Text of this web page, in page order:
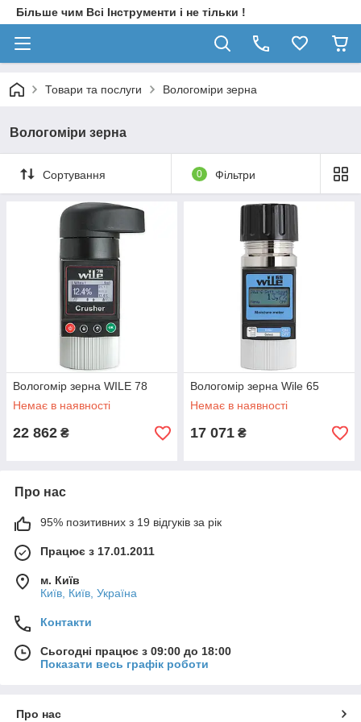
Більше чим Всі Інструменти і не тільки !
Товари та послуги Вологоміри зерна
Вологоміри зерна
Сортування 0 Фільтри
Вологомір зерна WILE 78
Немає в наявності
22 862 ₴
Вологомір зерна Wile 65
Немає в наявності
17 071 ₴
Про нас
95% позитивних з 19 відгуків за рік
Працює з 17.01.2011
м. Київ
Київ, Київ, Україна
Контакти
Сьогодні працює з 09:00 до 18:00
Показати весь графік роботи
Про нас